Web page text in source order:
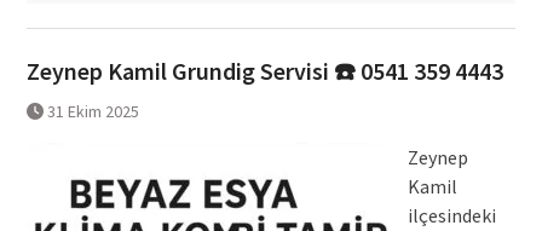
Zeynep Kamil Grundig Servisi ☎️ 0541 359 4443
31 Ekim 2025
Zeynep
Kamil
ilçesindeki